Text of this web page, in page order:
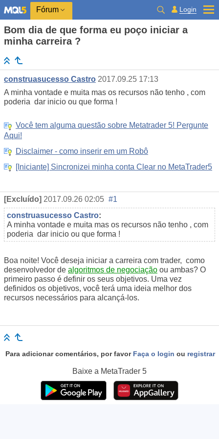
Fórum Login
Bom dia de que forma eu poço iniciar a
minha carreira ?
construasucesso Castro 2017.09.25 17:13
A minha vontade e muita mas os recursos não tenho , com
poderia dar inicio ou que forma !
Você tem alguma questão sobre Metatrader 5! Pergunte
Aqui!
Disclaimer - como inserir em um Robô
[Iniciante] Sincronizei minha conta Clear no MetaTrader5
[Excluído] 2017.09.26 02:05 #1
construasucesso Castro:
A minha vontade e muita mas os recursos não tenho , com
poderia dar inicio ou que forma !
Boa noite! Você deseja iniciar a carreira com trader, como
desenvolvedor de algoritmos de negociação ou ambas? O
primeiro passo é definir os seus objetivos. Uma vez
definidos os objetivos, você terá uma ideia melhor dos
recursos necessários para alcançá-los.
Para adicionar comentários, por favor Faça o login ou registrar
Baixe a MetaTrader 5